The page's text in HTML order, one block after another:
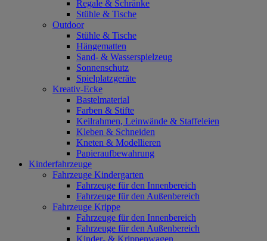
Regale & Schränke
Stühle & Tische
Outdoor
Stühle & Tische
Hängematten
Sand- & Wasserspielzeug
Sonnenschutz
Spielplatzgeräte
Kreativ-Ecke
Bastelmaterial
Farben & Stifte
Keilrahmen, Leinwände & Staffeleien
Kleben & Schneiden
Kneten & Modellieren
Papieraufbewahrung
Kinderfahrzeuge
Fahrzeuge Kindergarten
Fahrzeuge für den Innenbereich
Fahrzeuge für den Außenbereich
Fahrzeuge Krippe
Fahrzeuge für den Innenbereich
Fahrzeuge für den Außenbereich